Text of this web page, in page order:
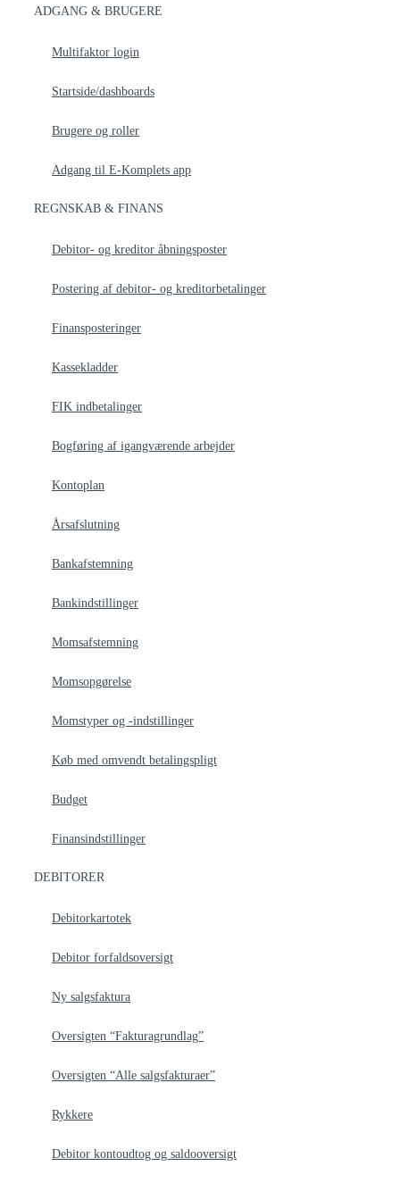
ADGANG & BRUGERE
Multifaktor login
Startside/dashboards
Brugere og roller
Adgang til E-Komplets app
REGNSKAB & FINANS
Debitor- og kreditor åbningsposter
Postering af debitor- og kreditorbetalinger
Finansposteringer
Kassekladder
FIK indbetalinger
Bogføring af igangværende arbejder
Kontoplan
Årsafslutning
Bankafstemning
Bankindstillinger
Momsafstemning
Momsopgørelse
Momstyper og -indstillinger
Køb med omvendt betalingspligt
Budget
Finansindstillinger
DEBITORER
Debitorkartotek
Debitor forfaldsoversigt
Ny salgsfaktura
Oversigten “Fakturagrundlag”
Oversigten “Alle salgsfakturaer”
Rykkere
Debitor kontoudtog og saldooversigt